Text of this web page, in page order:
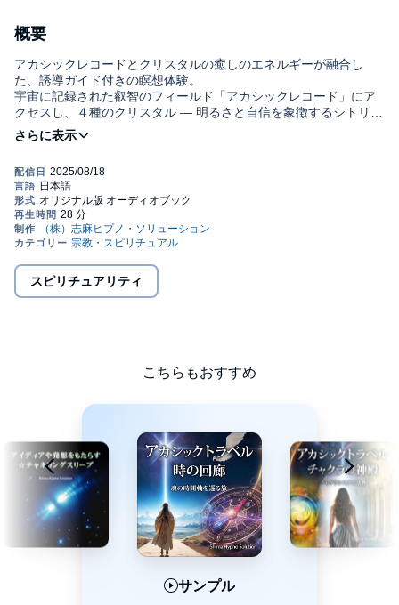
概要
アカシックレコードとクリスタルの癒しのエネルギーが融合し
た、誘導ガイド付きの瞑想体験。
宇宙に記録された叡智のフィールド「アカシックレコード」にア
クセスし、４種のクリスタル ― 明るさと自信を象徴するシトリ
ン、愛と信頼を広げるローズクォーツ、感情の浄化と調和を促す
ターコイズ、そして意識を拡張するクリアクォーツ ― と共鳴しな
量子的な意識領域を旅するような精妙な感覚体験は、心身を整
え、魂の静けさに戻るサポートとなるでしょう。言葉によるナビ
ゲートと、クリスタルのエネルギーと親和性の合うサウンドによ
り、体験に委ねるだけで豊かなヒーリング作用を促します。どな
たでも安心してご活用いただけます。©2025 志麻 絹依 (P)2025
スピリチュアリティ
こちらもおすすめ
サンプル